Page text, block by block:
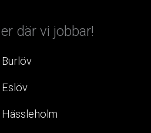
där vi jobbar!
Burlöv
Eslöv
Hässleholm